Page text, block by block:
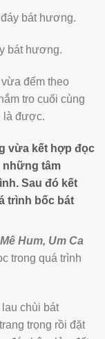
bát hương.
bát hương.
đếm theo
tro cuối cùng
là được.
vừa kết hợp đọc
những tâm
Sau đó kết
trình bốc bát
Hum, Um Ca
trong quá trình
chùi bát
trọng rồi đặt